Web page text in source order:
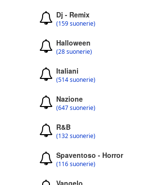
Dj - Remix
(159 suonerie)
Halloween
(28 suonerie)
Italiani
(514 suonerie)
Nazione
(647 suonerie)
R&B
(132 suonerie)
Spaventoso - Horror
(116 suonerie)
Vangelo